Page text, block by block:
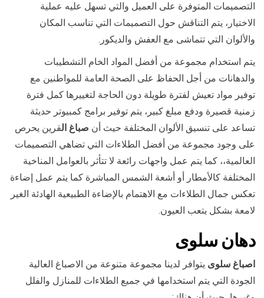
التصميمات المتوفرة على العميل والتي تسهل عليه عملية
الاختيار، يتم التناقش حول التصميمات التي تناسب المكان
والألوان التي تتماشى مع العفش والديكور.
يتم استخدام مجموعة من أفضل المواد الخام التشطيبات
والدهانات من أجل الحفاظ على الصحة العامة للمواطنين مع
توفير مواد تعيش لفترة طويلة دون الحاجة لتغييرها كمل فترة
زمنية قصيرة ودفع مبلغ كبير، يتم توفير برامج كمبيوتر حديثة
تساعد على تنسيق الألوان المختلفة حيث أن صباغ القرين يحرص
على وجود مجموعة من أفضل الطلاءات التي تضاهي التصميمات
العالمية،، كما يتم عمل واجهات رائعة لا تتأثر بالعوامل المناخية
المختلفة كالأمطار أو أشعة الشمس المباشرة كما يتم عمل إضاءة
تعكس جمال الطلاءات مع الاهتمام بالإضاءة الطبيعية الهادئة الغير
لامعة بشكل يتعب العيون.
دهان سلوى
اصباغ سلوى يتوافر لدينا مجموعة متنوعة من الاصباغ العالية
الجودة التي يتم استخدامها في جميع الطلاءات للمنازل والفلل